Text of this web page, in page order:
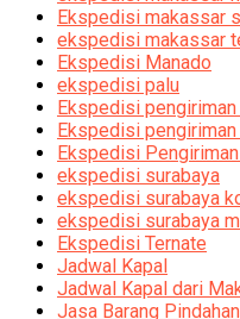
Ekspedisi makassar
ekspedisi makassar
Ekspedisi Manado
ekspedisi palu
Ekspedisi pengiriman
Ekspedisi
Ekspedisi
ekspedisi surabaya
ekspedisi surabaya
ekspedisi surabaya
Ekspedisi Ternate
Jadwal Kapal
Jadwal Kapal dari
Jasa Barang